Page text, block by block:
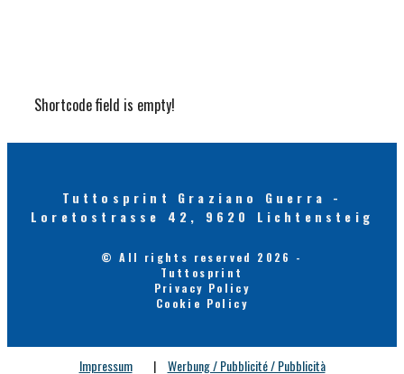
Shortcode field is empty!
Tuttosprint Graziano Guerra -
Loretostrasse 42, 9620 Lichtensteig
© All rights reserved 2026 -
Tuttosprint
Privacy Policy
Cookie Policy
Impressum | Werbung / Pubblicité / Pubblicità